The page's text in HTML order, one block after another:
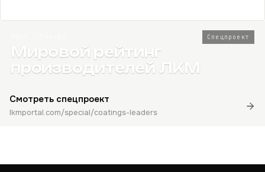
Спецпроект
Мировой рейтинг
производителей ЛКМ
Смотреть спецпроект
lkmportal.com/special/coatings-leaders